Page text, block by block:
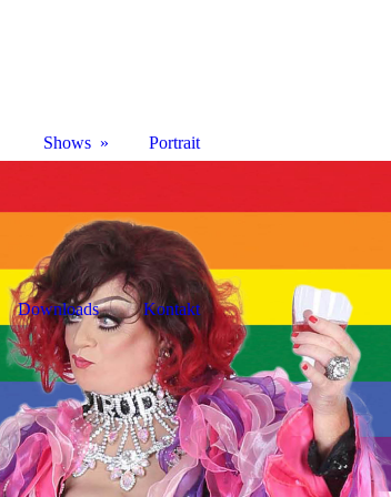
Shows Portrait
Downloads Kontakt